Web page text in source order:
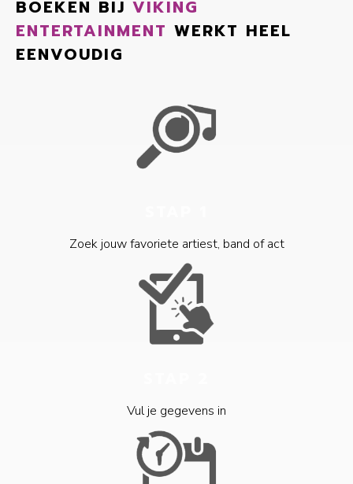
BOEKEN BIJ VIKING
ENTERTAINMENT WERKT HEEL
EENVOUDIG
Zoek jouw favoriete artiest, band of act
Vul je gegevens in